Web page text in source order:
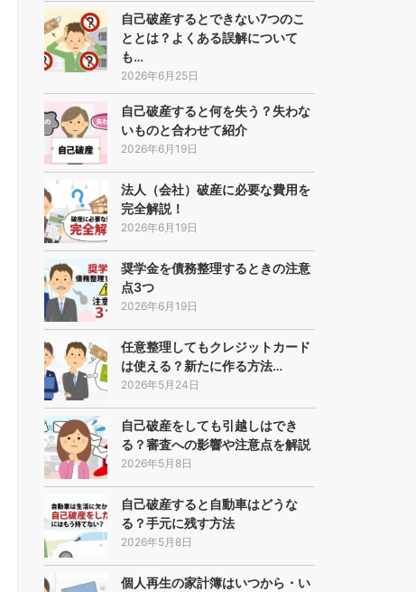
自己破産するとできない7つのこ
ととは？よくある誤解について
も…
2026年6月25日
自己破産すると何を失う？失わな
いものと合わせて紹介
2026年6月19日
法人（会社）破産に必要な費用を
完全解説！
2026年6月19日
奨学金を債務整理するときの注意
点3つ
2026年6月19日
任意整理してもクレジットカード
は使える？新たに作る方法…
2026年5月24日
自己破産をしても引越しはでき
る？審査への影響や注意点を解説
2026年5月8日
自己破産すると自動車はどうな
る？手元に残す方法
2026年5月8日
個人再生の家計簿はいつから・い